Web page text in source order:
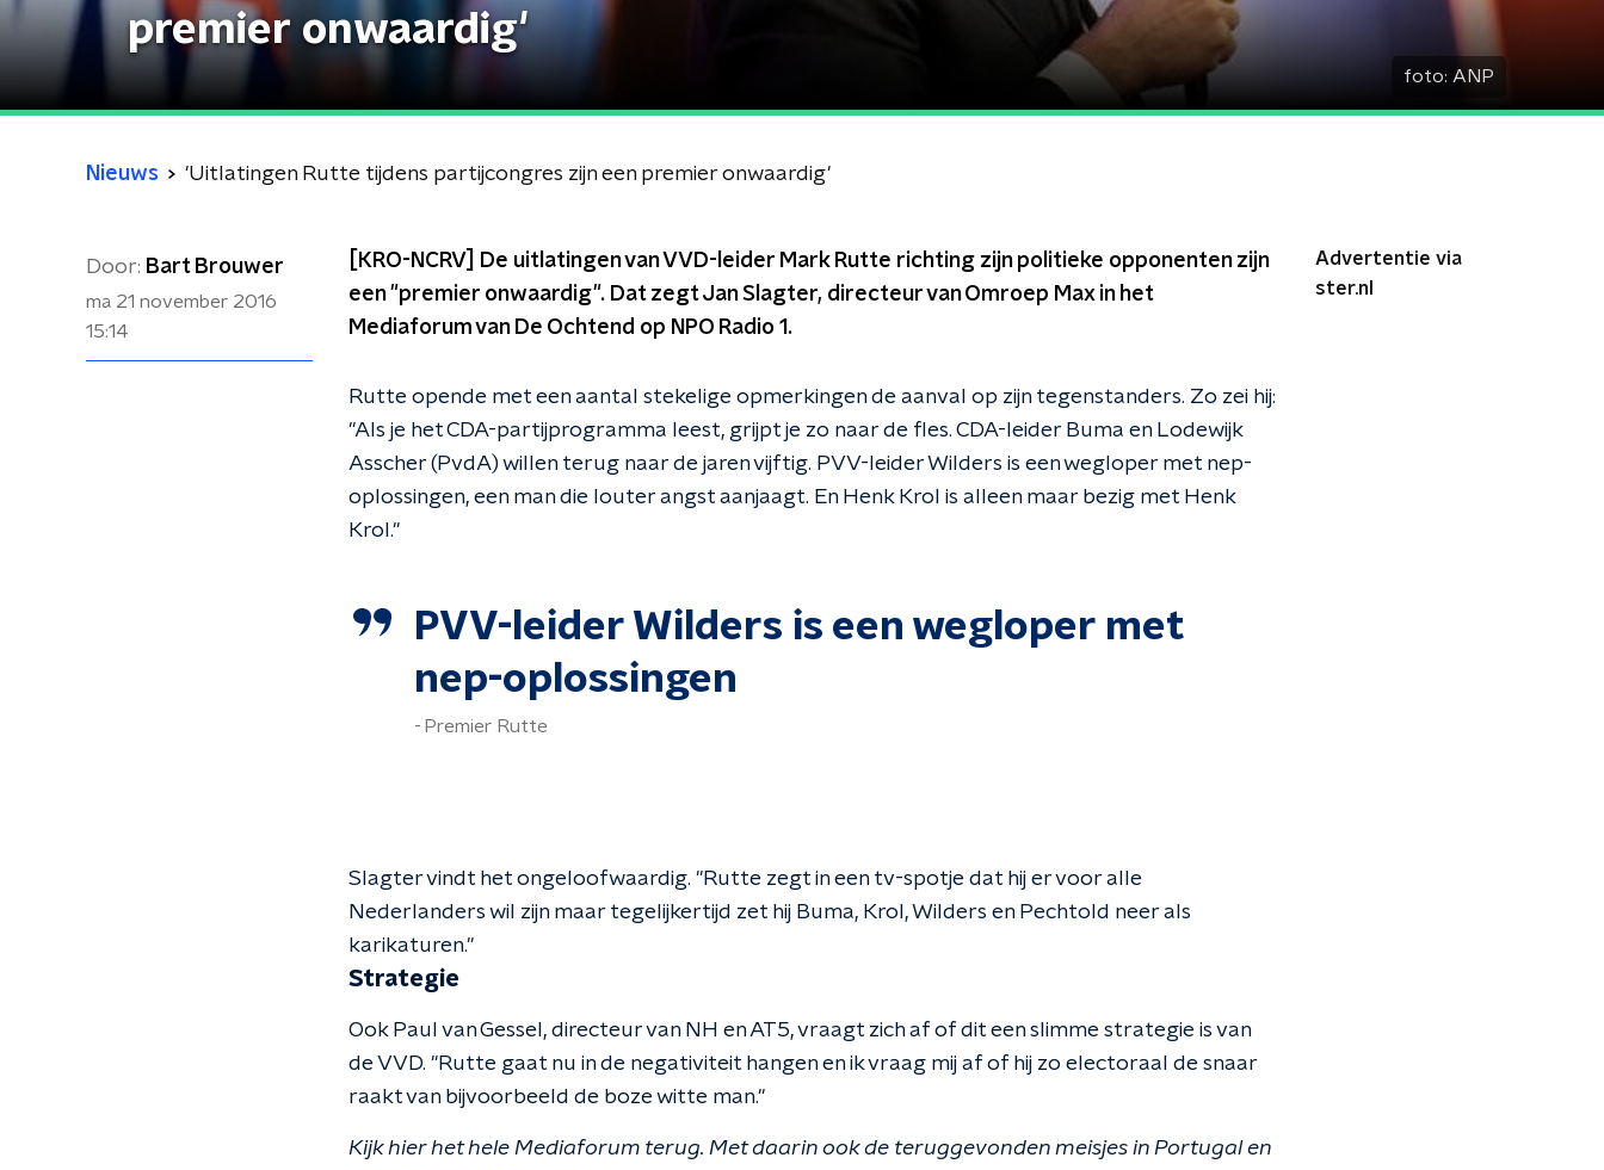
premier onwaardig'
foto: ANP
Nieuws 'Uitlatingen Rutte tijdens partijcongres zijn een premier onwaardig'
Door: Bart Brouwer
ma 21 november 2016
15:14
[KRO-NCRV] De uitlatingen van VVD-leider Mark Rutte richting zijn politieke opponenten zijn
een "premier onwaardig". Dat zegt Jan Slagter, directeur van Omroep Max in het
Mediaforum van De Ochtend op NPO Radio 1.
Rutte opende met een aantal stekelige opmerkingen de aanval op zijn tegenstanders. Zo zei hij:
"Als je het CDA-partijprogramma leest, grijpt je zo naar de fles. CDA-leider Buma en Lodewijk
Asscher (PvdA) willen terug naar de jaren vijftig. PVV-leider Wilders is een wegloper met nep-
oplossingen, een man die louter angst aanjaagt. En Henk Krol is alleen maar bezig met Henk
Krol."
PVV-leider Wilders is een wegloper met
nep-oplossingen
Premier Rutte
Slagter vindt het ongeloofwaardig. "Rutte zegt in een tv-spotje dat hij er voor alle
Nederlanders wil zijn maar tegelijkertijd zet hij Buma, Krol, Wilders en Pechtold neer als
karikaturen."
Strategie
Ook Paul van Gessel, directeur van NH en AT5, vraagt zich af of dit een slimme strategie is van
de VVD. "Rutte gaat nu in de negativiteit hangen en ik vraag mij af of hij zo electoraal de snaar
raakt van bijvoorbeeld de boze witte man."
Kijk hier het hele Mediaforum terug. Met daarin ook de teruggevonden meisjes in Portugal en
Advertentie via
ster.nl